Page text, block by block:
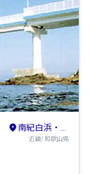
南紀白浜・龍神・熊野古道・新宮
近畿/ 和歌山県